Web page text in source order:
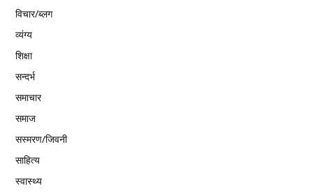
विचार/ब्लग
व्यंग्य
शिक्षा
सन्दर्भ
समाचार
समाज
सस्मरण/जिवनी
साहित्य
स्वास्थ्य